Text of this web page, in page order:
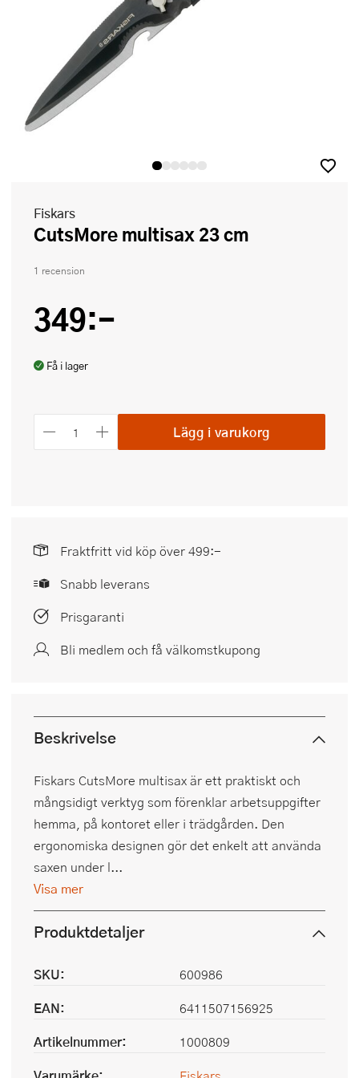
Fiskars
CutsMore multisax 23 cm
1 recension
349:-
Få i lager
Lägg i varukorg
Fraktfritt vid köp över 499:-
Snabb leverans
Prisgaranti
Bli medlem och få välkomstkupong
Beskrivelse
Fiskars CutsMore multisax är ett praktiskt och
mångsidigt verktyg som förenklar arbetsuppgifter
hemma, på kontoret eller i trädgården. Den
ergonomiska designen gör det enkelt att använda
saxen under l...
Visa mer
Produktdetaljer
SKU:
600986
EAN:
6411507156925
Artikelnummer:
1000809